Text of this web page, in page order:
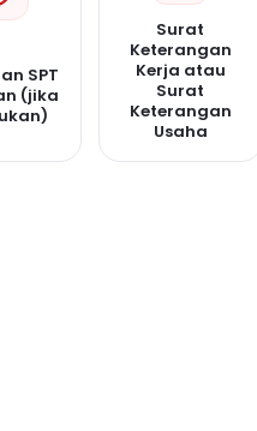
SPT
(jika
Surat
Keterangan
Kerja atau
Surat
Keterangan
Usaha